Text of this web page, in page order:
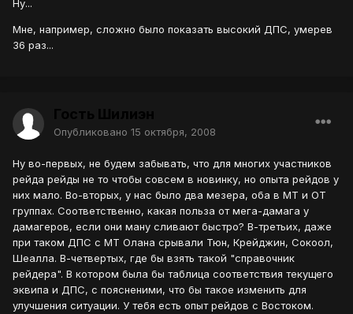
Ну...
Мне, например, сложно было показать высокий ДПС, умерев
36 раз...
Опубликовано 15 октября, 2008
Ну во-первых, не будем забывать, что для многих участников
рейда рейды не то чтобы совсем в новинку, но опыта рейдов у
них мало. Во-вторых, у нас было два мезера, оба в МТ и ОТ
группах. Соответственно, какая польза от мега-дамага у
дамагеров, если они ману сливают быстро? В-третьих, даже
при таком ДПС с МТ Олана срывали Тюн, Крейджин, Сокоол,
Шеалла. В-четвертых, где бы взять такой "справочник
рейдера". В котором была бы таблица соответствия текущего
эквипа и ДПС, с поясненими, что бы такое изменить для
улучшения ситуации. У тебя есть опыт рейдов с Востоком.